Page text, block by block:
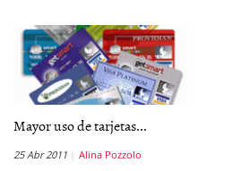
Mayor uso de tarjetas...
25 Abr 2011 Alina Pozzolo